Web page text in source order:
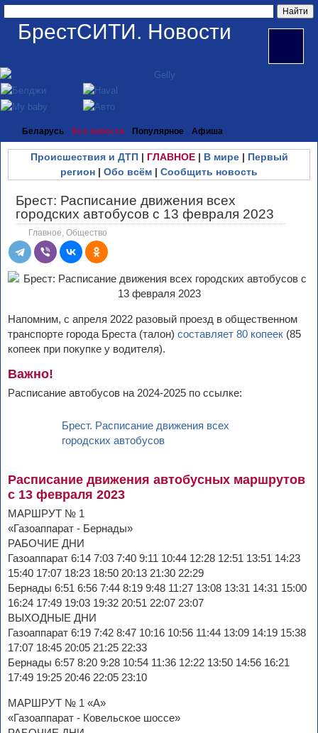
БрестСИТИ. Новости
Беларусь Все новости Популярное Афиша
Происшествия и ДТП| ГЛАВНОЕ| В мире| Первый
регион | Обо всём | Сообщить новость
Брест: Расписание движения всех
городских автобусов c 13 февраля 2023
Главное Общество
Напомним, c апреля 2022 разовый проезд в общественном
транспорте города Бреста (талон) составляет 80 копеек (85
копеек при покупке у водителя).
Важно!
Расписание автобусов на 2024-2025 по ссылке:
Брест. Расписание движения всех
городских автобусов
Расписание движения автобусных маршрутов
с 13 февраля 2023
МАРШРУТ № 1
«Газоаппарат - Бернады»
РАБОЧИЕ ДНИ
Газоаппарат 6:14 7:03 7:40 9:11 10:44 12:28 12:51 13:51 14:23
15:40 17:07 18:23 18:50 20:13 21:30 22:29
Бернады 6:51 6:56 7:44 8:19 9:48 11:27 13:08 13:31 14:31 15:00
16:24 17:49 19:03 19:32 20:51 22:07 23:07
ВЫХОДНЫЕ ДНИ
Газоаппарат 6:19 7:42 8:47 10:16 10:56 11:44 13:09 14:19 15:38
17:07 18:45 20:05 21:25 22:33
Бернады 6:57 8:20 9:28 10:54 11:36 12:22 13:50 14:56 16:21
17:49 19:25 20:46 22:05 23:10
МАРШРУТ № 1 «А»
«Газоаппарат - Ковельское шоссе»